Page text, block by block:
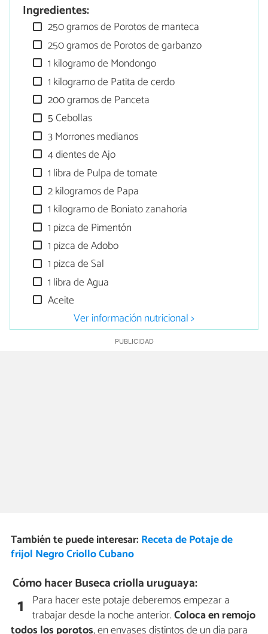
Ingredientes:
250 gramos de Porotos de manteca
250 gramos de Porotos de garbanzo
1 kilogramo de Mondongo
1 kilogramo de Patita de cerdo
200 gramos de Panceta
5 Cebollas
3 Morrones medianos
4 dientes de Ajo
1 libra de Pulpa de tomate
2 kilogramos de Papa
1 kilogramo de Boniato zanahoria
1 pizca de Pimentón
1 pizca de Adobo
1 pizca de Sal
1 libra de Agua
Aceite
Ver información nutricional >
También te puede interesar: Receta de Potaje de
frijol Negro Criollo Cubano
Cómo hacer Buseca criolla uruguaya:
1 Para hacer este potaje deberemos empezar a
trabajar desde la noche anterior.Coloca en remojo